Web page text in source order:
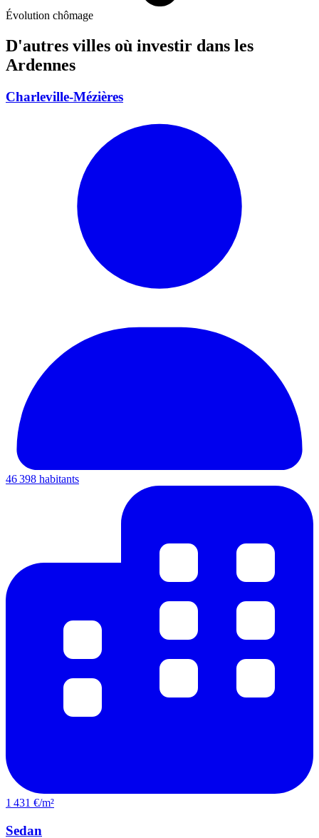
Évolution chômage
D'autres villes où investir dans les
Ardennes
Charleville-Mézières
46 398 habitants
1 431 €/m²
Sedan